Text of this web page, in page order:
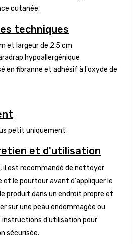
cutanée.
techniques
et largeur de 2,5 cm
hypoallergénique
en fibranne et adhésif à l'oxyde de
petit uniquement
et d'utilisation
il est recommandé de nettoyer
et le pourtour avant d'appliquer le
produit dans un endroit propre et
sur une peau endommagée ou
instructions d'utilisation pour
sécurisée.